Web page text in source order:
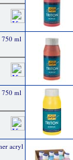
750 ml
750 ml
acryl